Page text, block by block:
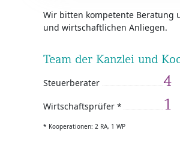
Wir bitten kompetente Beratung
und wirtschaftlichen Anliegen.
Team der Kanzlei und
Steuerberater 4
Wirtschaftsprüfer * 1
* Kooperationen: 2 RA, 1 WP